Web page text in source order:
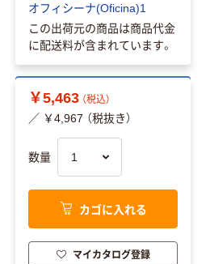
オフィシーナ(Oficina)1
この出荷元の商品は商品代金
に配送料が含まれています。
￥5,463 （税込）
／ ￥4,967 （税抜き）
数量
カゴに入れる
マイカタログ登録